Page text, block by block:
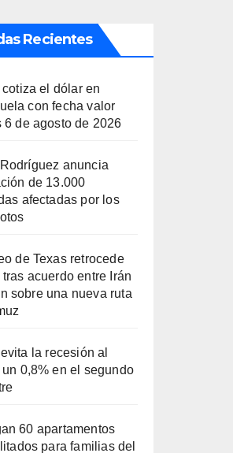
Recientes
el dólar en
con fecha valor
6 de agosto de 2026
anuncia
de 13.000
afectadas por los
de Texas retrocede
tras acuerdo entre Irán
sobre una nueva ruta
la recesión al
un 0,8% en el segundo
60 apartamentos
para familias del